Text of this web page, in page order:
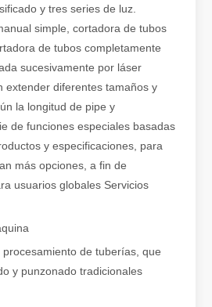
y tres series de luz.
simple, cortadora de tubos
de tubos completamente
sucesivamente por láser
extender diferentes tamaños y
la longitud de pipe y
de funciones especiales basadas
y especificaciones, para
más opciones, a fin de
usuarios globales Servicios
de tuberías, que
y punzonado tradicionales